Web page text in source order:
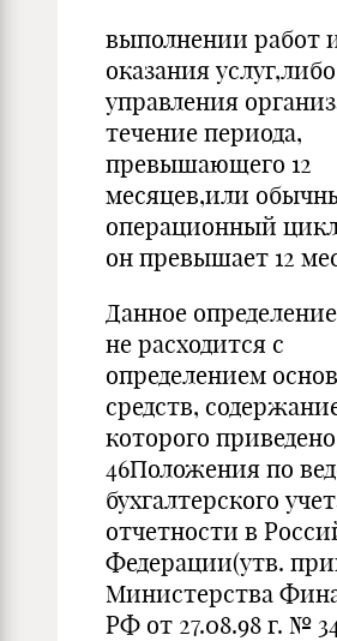
выполнении работ
оказания
управления
течение периода,
превышающего 12
месяцев,или
операционный
он превышает 12
Данное
не расходится с
определением
средств,
которого
46Положения по
бухгалтерского
отчетности в
Федерации(утв.
Министерства
РФ от 27.08.98 г. №